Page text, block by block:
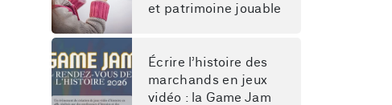
et patrimoine jouable
Écrire l’histoire des
marchands en jeux
vidéo : la Game Jam